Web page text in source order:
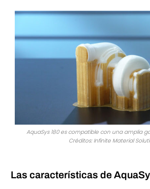
AquaSys 180 es compatible con una amplia
Créditos: Infinite Material
Las características de